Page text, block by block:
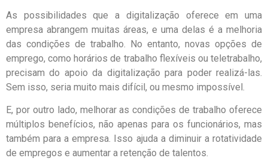
As possibilidades que a digitalização oferece em uma
empresa abrangem muitas áreas, e uma delas é a melhoria
das condições de trabalho. No entanto, novas opções de
emprego, como horários de trabalho flexíveis ou teletrabalho,
precisam do apoio da digitalização para poder realizá-las.
Sem isso, seria muito mais difícil, ou mesmo impossível.
E, por outro lado, melhorar as condições de trabalho oferece
múltiplos benefícios, não apenas para os funcionários, mas
também para a empresa. Isso ajuda a diminuir a rotatividade
de empregos e aumentar a retenção de talentos.